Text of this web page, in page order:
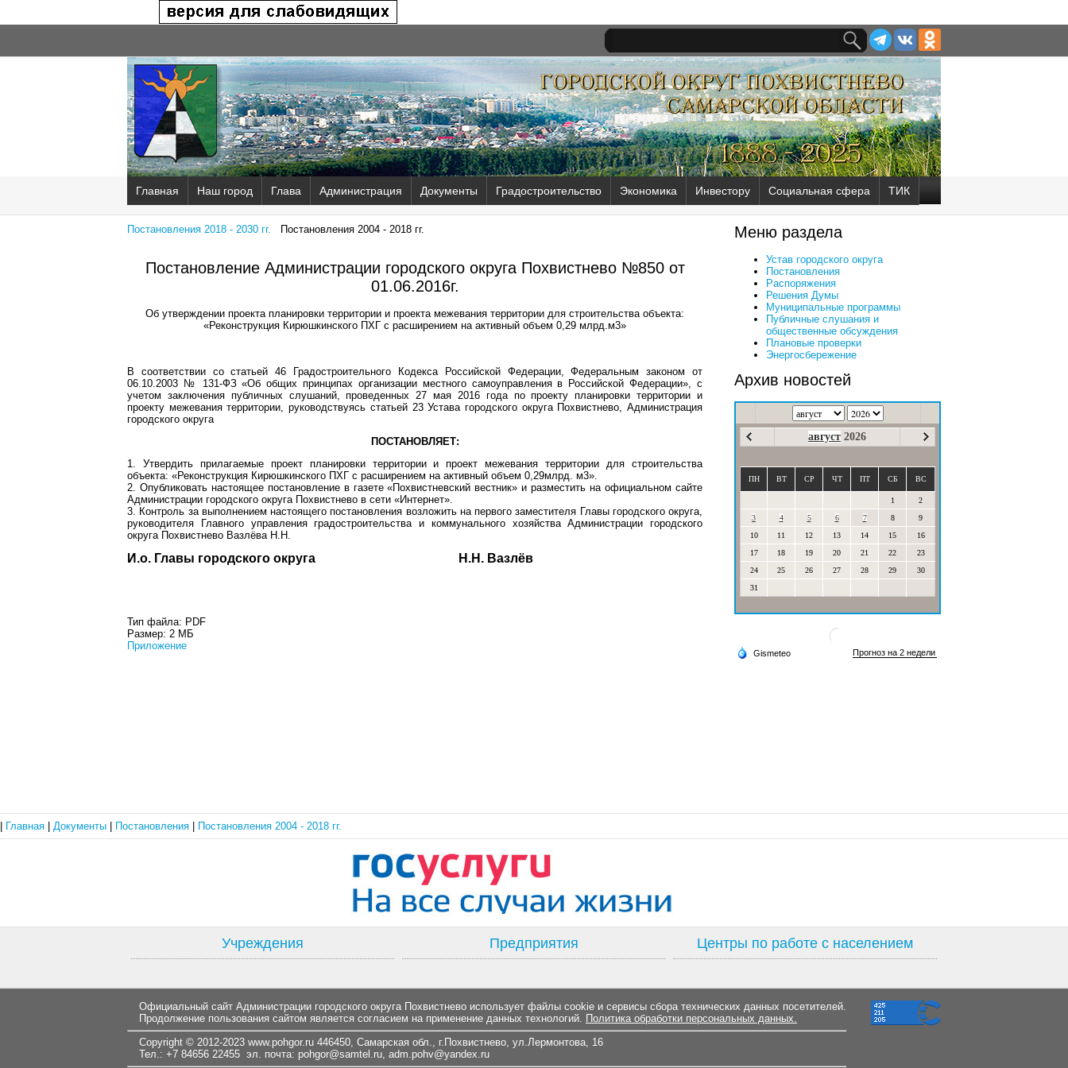
Главная Наш город Глава Администрация Документы Градостроительство Экономика Инвестору Социальная сфера ТИК
Постановления 2018 - 2030 гг. Постановления 2004 - 2018 гг.
Постановление Администрации городского округа Похвистнево №850 от
01.06.2016г.
Об утверждении проекта планировки территории и проекта межевания территории для строительства объекта:
«Реконструкция Кирюшкинского ПХГ с расширением на активный объем 0,29 млрд.м3»
В соответствии со статьей 46 Градостроительного Кодекса Российской Федерации, Федеральным законом от
06.10.2003 № 131-ФЗ «Об общих принципах организации местного самоуправления в Российской Федерации», с
учетом заключения публичных слушаний, проведенных 27 мая 2016 года по проекту планировки территории и
проекту межевания территории, руководствуясь статьей 23 Устава городского округа Похвистнево, Администрация
городского округа
ПОСТАНОВЛЯЕТ:
1. Утвердить прилагаемые проект планировки территории и проект межевания территории для строительства
объекта: «Реконструкция Кирюшкинского ПХГ с расширением на активный объем 0,29млрд. м3».
2. Опубликовать настоящее постановление в газете «Похвистневский вестник» и разместить на официальном сайте
Администрации городского округа Похвистнево в сети «Интернет».
3. Контроль за выполнением настоящего постановления возложить на первого заместителя Главы городского округа,
руководителя Главного управления градостроительства и коммунального хозяйства Администрации городского
округа Похвистнево Вазлёва Н.Н.
И.о. Главы городского округа Н.Н. Вазлёв
Тип файла: PDF
Размер: 2 МБ
Приложение
Меню раздела
Устав городского округа
Постановления
Распоряжения
Решения Думы
Муниципальные программы
Публичные слушания и
общественные обсуждения
Плановые проверки
Энергосбережение
Архив новостей
август 2026
ПН ВТ СР ЧТ ПТ СБ ВС
1
2
3
4 5 6 7 8
9
10
11 12 13 14 15
16
17
18 19 20 21 22
23
24
25 26 27 28 29
30
31
Главная Документы Постановления Постановления 2004 - 2018 гг.
Учреждения Предприятия Центры по работе с населением
Официальный сайт Администрации городского округа Похвистнево использует файлы cookie и сервисы сбора технических данных посетителей.
Продолжение пользования сайтом является согласием на применение данных технологий. Политика обработки персональных данных.
Copyright © 2012-2023 www.pohgor.ru 446450, Самарская обл., г.Похвистнево, ул.Лермонтова, 16
Тел.: +7 84656 22455 эл. почта: pohgor@samtel.ru, adm.pohv@yandex.ru